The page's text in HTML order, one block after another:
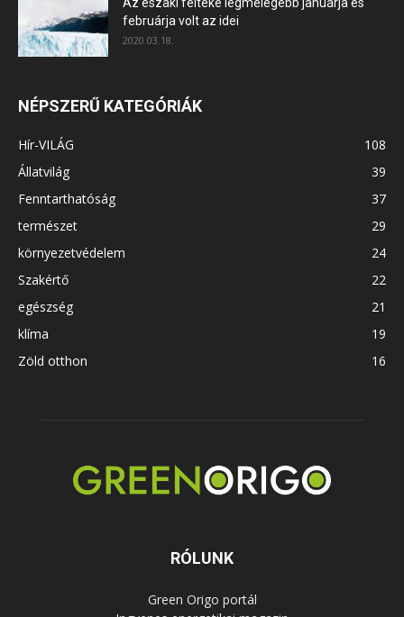
februárja volt az idei
2020.03.18.
NÉPSZERŰ KATEGÓRIÁK
Hír-VILÁG
108
Állatvilág
39
Fenntarthatóság
37
természet
29
környezetvédelem
24
Szakértő
22
egészség
21
klíma
19
Zöld otthon
16
RÓLUNK
Green Origo portál